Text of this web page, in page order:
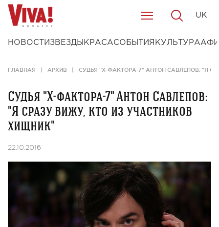
НОВОСТИ ЗВЕЗДЫ КРАСАСОБЫТИЯ КУЛЬТУРА
UK
ГЛАВНАЯ АРХИВ СУДЬЯ "Х-ФАКТОРА-7" АНТОН САВЛЕПОВ: "Я
Судья "Х-фактора-7" Антон Савлепов:
"Я сразу вижу, кто из участников
хищник"
22.10.2016